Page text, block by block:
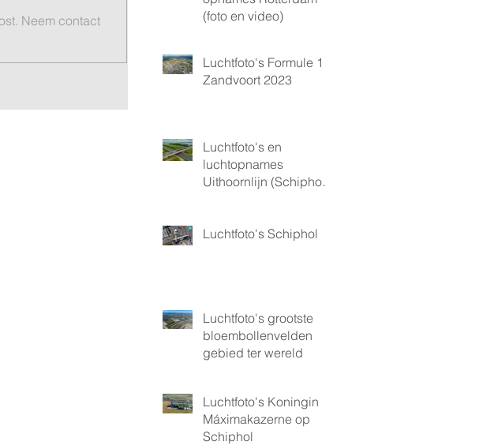
Neem contact
(foto en video)
Luchtfoto's Formule 1
Zandvoort 2023
Luchtfoto's en
luchtopnames
Uithoornlijn (Schiphol
Luchtfoto's Schiphol
Luchtfoto's grootste
bloembollenvelden
gebied ter wereld
Luchtfoto's Koningin
Máximakazerne op
Schiphol